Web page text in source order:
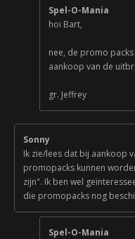
Spel-O-Mania
hoi Bart,
nee, de promo
aankoop van de
gr. Jeffrey
Sonny
Ik zie/lees dat bij aankoop
promopacks kunnen
zijn". Ik ben wel
die promopacks nog
Spel-O-Mania